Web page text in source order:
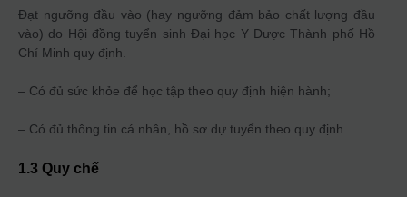
Đạt ngưỡng đầu vào (hay ngưỡng đảm bảo chất lượng đầu
vào) do Hội đồng tuyển sinh Đại học Y Dược Thành phố Hồ
Chí Minh quy định.
– Có đủ sức khỏe để học tập theo quy định hiện hành;
– Có đủ thông tin cá nhân, hồ sơ dự tuyển theo quy định
1.3 Quy chế